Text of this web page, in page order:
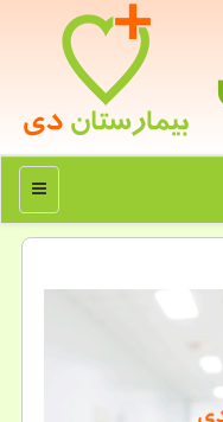
منو